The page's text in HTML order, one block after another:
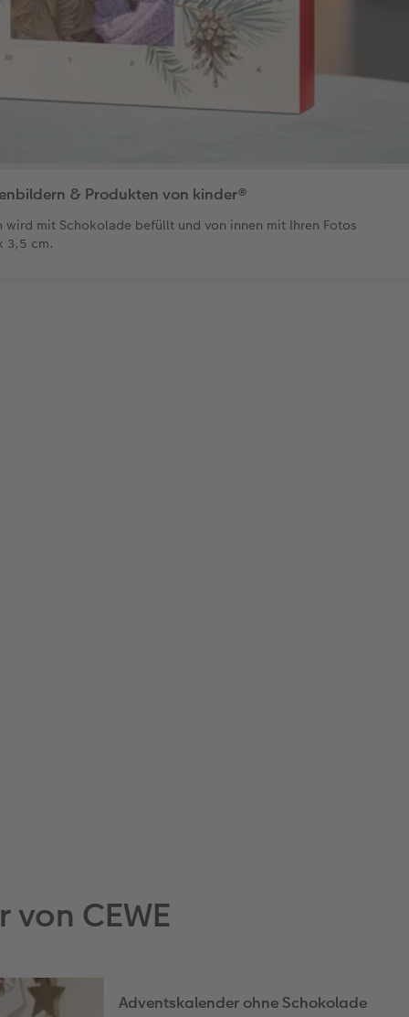
& Produkten von kinder®
wird mit Schokolade befüllt und von innen mit Ihren Fotos
3,5 cm.
CEWE
Adventskalender ohne Schokolade